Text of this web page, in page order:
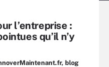
l’entreprise :
qu’il n’y
blog